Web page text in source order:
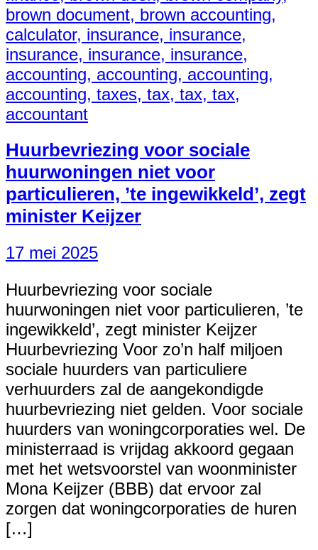
Huurbevriezing voor sociale
huurwoningen niet voor
particulieren, ’te ingewikkeld’, zegt
minister Keijzer
17 mei 2025
Huurbevriezing voor sociale
huurwoningen niet voor particulieren, ’te
ingewikkeld’, zegt minister Keijzer
Huurbevriezing Voor zo’n half miljoen
sociale huurders van particuliere
verhuurders zal de aangekondigde
huurbevriezing niet gelden. Voor sociale
huurders van woningcorporaties wel. De
ministerraad is vrijdag akkoord gegaan
met het wetsvoorstel van woonminister
Mona Keijzer (BBB) dat ervoor zal
zorgen dat woningcorporaties de huren
[…]